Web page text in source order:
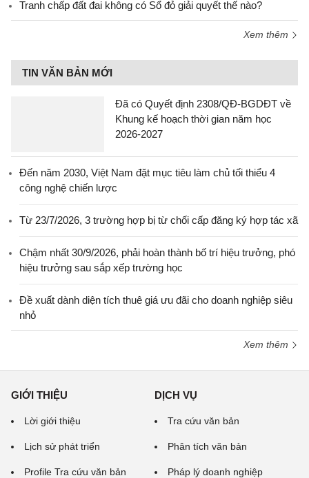
Tranh chấp đất đai không có Sổ đỏ giải quyết thế nào?
Xem thêm
TIN VĂN BẢN MỚI
Đã có Quyết định 2308/QĐ-BGDĐT về
Khung kế hoạch thời gian năm học
2026-2027
Đến năm 2030, Việt Nam đặt mục tiêu làm chủ tối thiểu 4
công nghệ chiến lược
Từ 23/7/2026, 3 trường hợp bị từ chối cấp đăng ký hợp tác xã
Chậm nhất 30/9/2026, phải hoàn thành bố trí hiệu trưởng, phó
hiệu trưởng sau sắp xếp trường học
Đề xuất dành diện tích thuê giá ưu đãi cho doanh nghiệp siêu
nhỏ
Xem thêm
GIỚI THIỆU
Lời giới thiệu
Lịch sử phát triển
Profile Tra cứu văn bản
DỊCH VỤ
Tra cứu văn bản
Phân tích văn bản
Pháp lý doanh nghiệp